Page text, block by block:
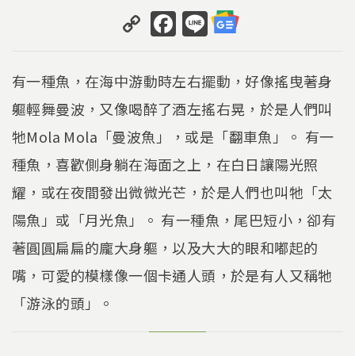
C
o
p
y
Li
n
k
F
a
c
e
b
o
o
k
Li
n
e
有一種魚，在海中游動時左右擺動，好像搖曳著身
軀輕舞曼波，又像喝醉了酒左搖右晃，於是人們叫
牠Mola Mola「曼波魚」，或是「翻車魚」。 有一
種魚，喜歡側身躺在海面之上，在白日讓陽光照
耀，或在夜間發出微微光芒，於是人們也叫牠「太
陽魚」或「月光魚」。 有一種魚，尾巴短小，卻有
著圓圓扁扁的龐大身軀，以及大大的眼和嘟起的
嘴，可愛的模樣像一個卡通人頭，於是有人又稱牠
「游泳的頭」。